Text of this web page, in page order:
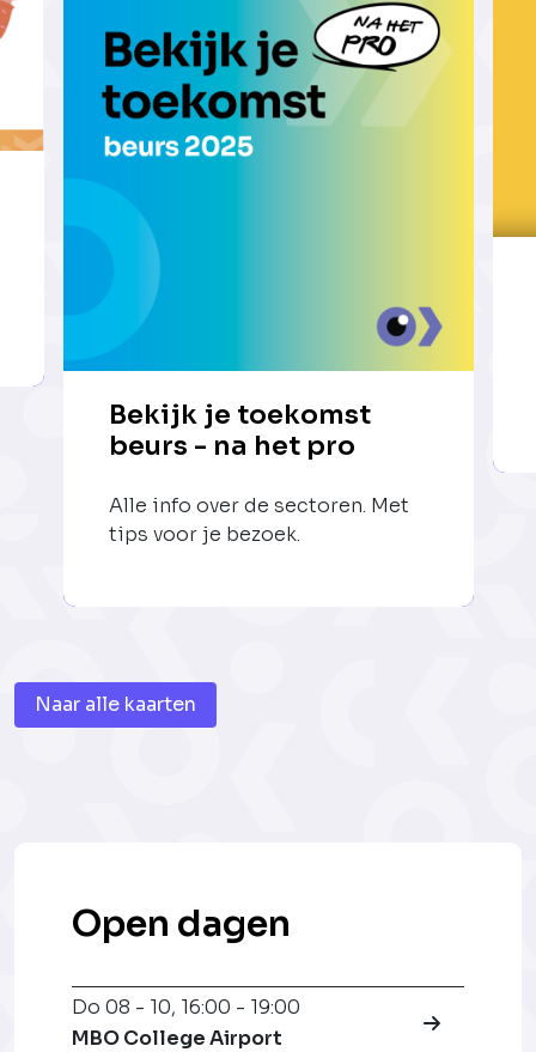
Bekijk je toekomst
beurs - na het pro
Alle info over de sectoren. Met
tips voor je bezoek.
Naar alle kaarten
Open dagen
Do 08 - 10, 16:00 - 19:00
MBO College Airport